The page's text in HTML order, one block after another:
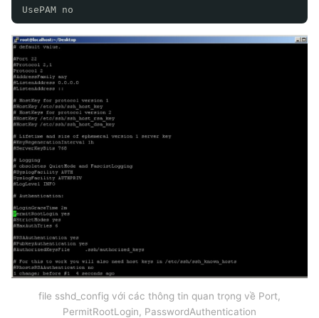
UsePAM no
file sshd_config với các thông tin quan trọng về Port,
PermitRootLogin, PasswordAuthentication